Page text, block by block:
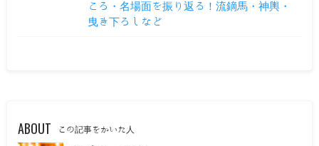
ころ・名場面を振り返る！流鏑馬・神輿・
曳き下ろしなど
ABOUT この記事をかいた人